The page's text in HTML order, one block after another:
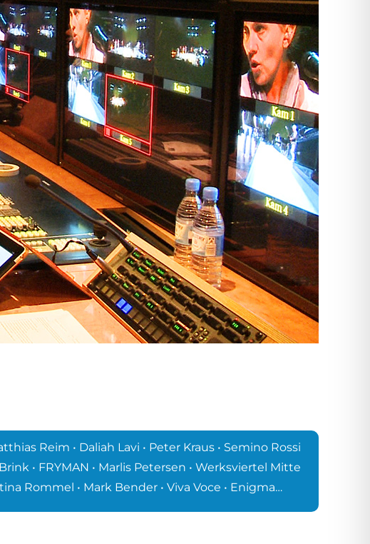
Reim • Daliah Lavi • Peter Kraus • Semino Rossi
• FRYMAN • Marlis Petersen • Werksviertel Mitte
Rommel • Mark Bender • Viva Voce • Enigma…